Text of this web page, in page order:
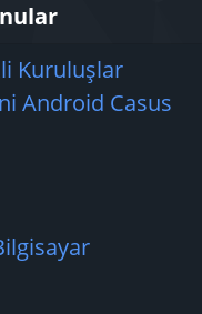
Kuruluşlar
Android Casus